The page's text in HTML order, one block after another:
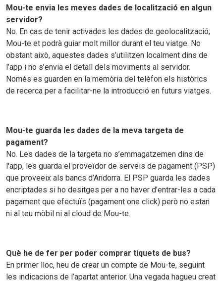
Mou-te envia les meves dades de localització en algun
servidor?
No. En cas de tenir activades les dades de geolocalització,
Mou-te et podrà guiar molt millor durant el teu viatge. No
obstant això, aquestes dades s’utilitzen localment dins de
l’app i no s’envia el detall dels moviments al servidor.
Només es guarden en la memòria del telèfon els històrics
de recerca per a facilitar-ne la introducció en futurs viatges.
Mou-te guarda les dades de la meva targeta de
pagament?
No. Les dades de la targeta no s’emmagatzemen dins de
l'app, les guarda el proveïdor de serveis de pagament (PSP)
que proveeix als bancs d’Andorra. El PSP guarda les dades
encriptades si ho desitges per a no haver d’entrar-les a cada
pagament que efectuïs (pagament one click) però no estan
ni al teu mòbil ni al cloud de Mou-te.
Què he de fer per poder comprar tiquets de bus?
En primer lloc, heu de crear un compte de Mou-te, seguint
les indicacions de l’apartat anterior. Una vegada hagueu creat